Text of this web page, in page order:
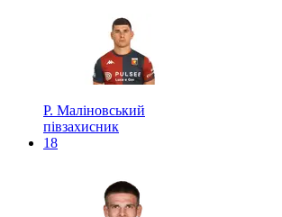
Р. Маліновський
півзахисник
18